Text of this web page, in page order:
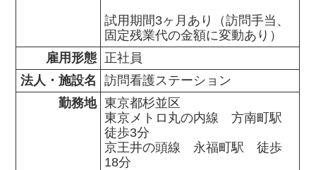
試用期間3ヶ月あり（訪問手当、
固定残業代の金額に変動あり）
雇用形態 正社員
法人・施設名
訪問看護ステーション
勤務地 東京都杉並区
東京メトロ丸の内線　方南町駅
徒歩3分
京王井の頭線　永福町駅　徒歩
18分